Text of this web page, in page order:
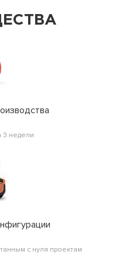
3 недели
с нуля проектам